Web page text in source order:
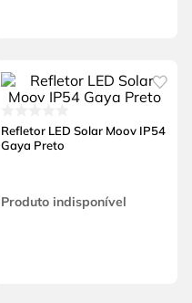
Refletor LED Solar Moov IP54
Gaya Preto
Produto indisponível